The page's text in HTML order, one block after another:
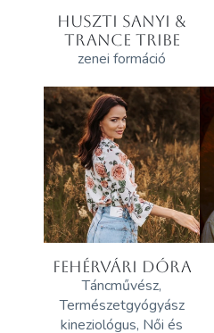
HUSZTI SANYI &
TRANCE TRIBE
zenei formáció
FEHÉRVÁRI DÓRA
Táncművész,
Természetgyógyász
kineziológus, Női és